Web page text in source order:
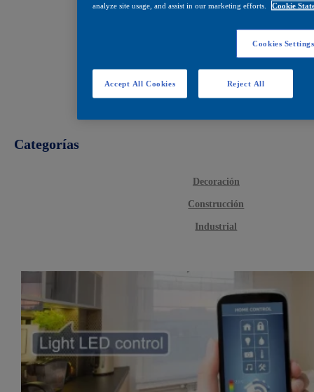
Categorías
Decoración
Construcción
Industrial
analyze site usage, and assist in our marketing efforts.
Cookie
Cookies Settings
Reject All
Accept All Cookies